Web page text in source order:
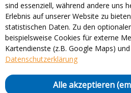
sind essenziell, während andere uns
Erlebnis auf unserer Website zu
statistischen Daten. Zu den
beispielsweise Cookies für externe
Kartendienste (z.B. Google Maps)
Datenschutzerklärung
Alle akzeptieren